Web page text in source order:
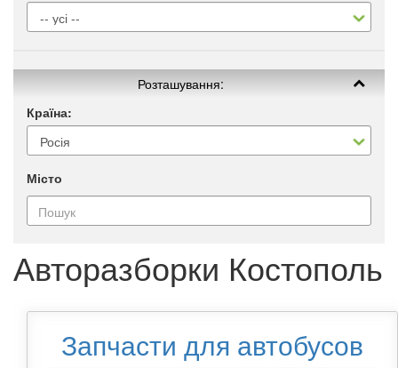
Розташування:
Країна:
Місто
Авторазборки Костополь
Запчасти для автобусов